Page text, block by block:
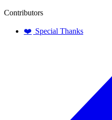
Contributors
❤️ Special Thanks